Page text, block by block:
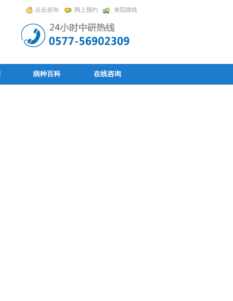
点击咨询 网上预约 来院路线
病种百科 在线咨询